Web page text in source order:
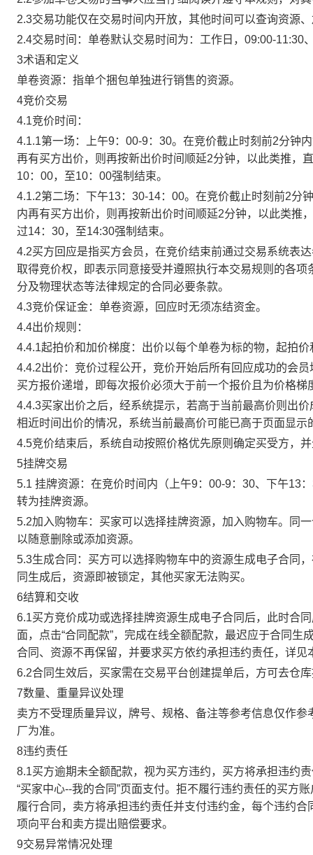
2.3交易功能仅在交易时间内开放，其他时间可以查询资源
2.4交易时间：单卷默认交易时间为：工作日，09:00-11:30
3术语和定义
单卷资源：指单个捆包单独进行销售的资源。
4竞价交易
4.1竞价时间：
4.1.1第一场：上午9：00-9：30。在竞价截止时刻前2分钟
再有买方出价，则再按新出价时间顺延2分钟，以此类推，
10：00，至10：00强制结束。
4.1.2第二场：下午13：30-14：00。在竞价截止时刻前2分
内再有买方出价，则再按新出价时间顺延2分钟，以此类推
过14：30，至14:30强制结束。
4.2买方回应是指买方会员，在竞价结束前通过交易系统表
取得竞价权，即表示同意接受并遵照执行本交易规则的各
分及物理状态等法律规定的合同必要条款。
4.3竞价保证金：单卷资源，回应时无须冻结资金。
4.4出价规则：
4.4.1起拍价和加价梯度：出价以每个单卷为标的物，起拍
4.4.2出价：竞价过程公开，竞价开始后所有回应成功的会
买方报价递增，即每次报价必须大于前一个报价且为价格
4.4.3买家出价之后，经系统提示，若高于当前最高价则出
相近时间出价的情况，系统当前最高价可能已高于页面显示
4.5竞价结束后，系统自动按照价格优先原则确定买受方，
5挂牌交易
5.1 挂牌资源：在竞价时间内（上午9：00-9：30、下午13
转为挂牌资源。
5.2加入购物车：买家可以选择挂牌资源，加入购物车。同
以随意删除或添加资源。
5.3生成合同：买方可以选择购物车中的资源生成电子合同
同生成后，资源即被锁定，其他买家无法购买。
6结算和交收
6.1买方竞价成功或选择挂牌资源生成电子合同后，此时合
面，点击“合同配款”，完成在线全额配款，最迟应于合同
合同、资源不再保留，并要求买方依约承担违约责任，详见
6.2合同生效后，买家需在交易平台创建提单后，方可去仓
7数量、重量异议处理
卖方不受理质量异议，牌号、规格、备注等参考信息仅作
厂为准。
8违约责任
8.1买方逾期未全额配款，视为买方违约，买方将承担违约
“买家中心--我的合同”页面支付。拒不履行违约责任的买方
履行合同，卖方将承担违约责任并支付违约金，每个违约
项向平台和卖方提出赔偿要求。
9交易异常情况处理